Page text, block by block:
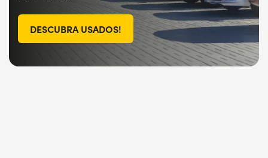
DESCUBRA USADOS!